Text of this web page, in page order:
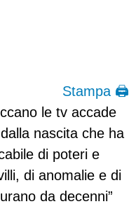
Stampa 🖨
le tv accade
nascita che ha
di poteri e
di anomalie e di
da decenni”